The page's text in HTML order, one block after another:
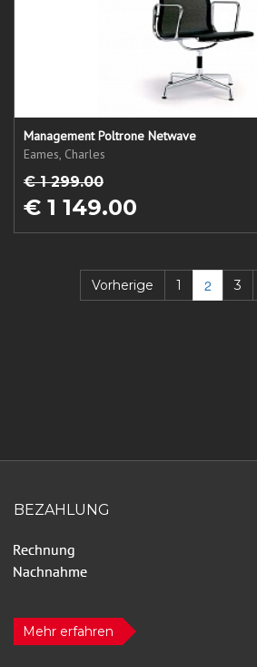
Management Poltrone Netwave
Eames, Charles
€ 1 299.00
€ 1 149.00
Vorherige 1 2 3
BEZAHLUNG
Mehr erfahren